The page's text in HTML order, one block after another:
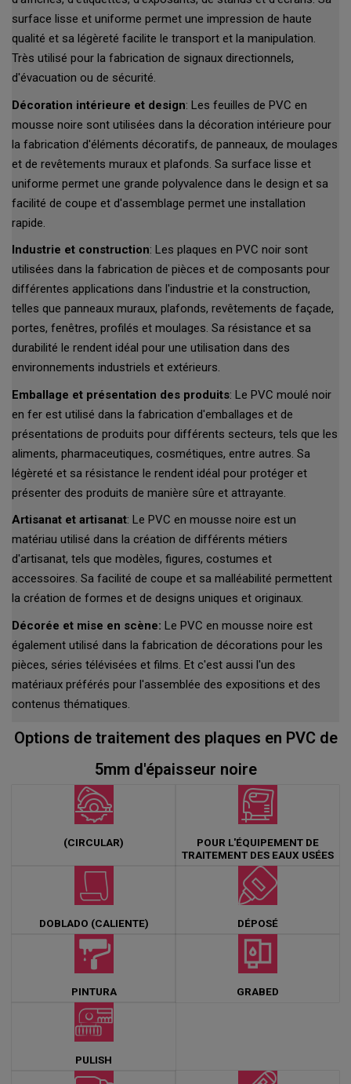
surface lisse et uniforme permet une impression de haute
qualité et sa légèreté facilite le transport et la manipulation.
Très utilisé pour la fabrication de signaux directionnels,
d'évacuation ou de sécurité.
Décoration intérieure et design: Les feuilles de PVC en
mousse noire sont utilisées dans la décoration intérieure pour
la fabrication d'éléments décoratifs, de panneaux, de moulages
et de revêtements muraux et plafonds. Sa surface lisse et
uniforme permet une grande polyvalence dans le design et sa
facilité de coupe et d'assemblage permet une installation
rapide.
Industrie et construction: Les plaques en PVC noir sont
utilisées dans la fabrication de pièces et de composants pour
différentes applications dans l'industrie et la construction,
telles que panneaux muraux, plafonds, revêtements de façade,
portes, fenêtres, profilés et moulages. Sa résistance et sa
durabilité le rendent idéal pour une utilisation dans des
environnements industriels et extérieurs.
Emballage et présentation des produits: Le PVC moulé noir
en fer est utilisé dans la fabrication d'emballages et de
présentations de produits pour différents secteurs, tels que les
aliments, pharmaceutiques, cosmétiques, entre autres. Sa
légèreté et sa résistance le rendent idéal pour protéger et
présenter des produits de manière sûre et attrayante.
Artisanat et artisanat: Le PVC en mousse noire est un
matériau utilisé dans la création de différents métiers
d'artisanat, tels que modèles, figures, costumes et
accessoires. Sa facilité de coupe et sa malléabilité permettent
la création de formes et de designs uniques et originaux.
Décorée et mise en scène: Le PVC en mousse noire est
également utilisé dans la fabrication de décorations pour les
pièces, séries télévisées et films. Et c'est aussi l'un des
matériaux préférés pour l'assemblée des expositions et des
contenus thématiques.
Options de traitement des plaques en PVC de
5mm d'épaisseur noire
(CIRCULAR)
POUR L'ÉQUIPEMENT DE
TRAITEMENT DES EAUX USÉES
DOBLADO (CALIENTE) DÉPOSÉ
PINTURA GRABED
PULISH